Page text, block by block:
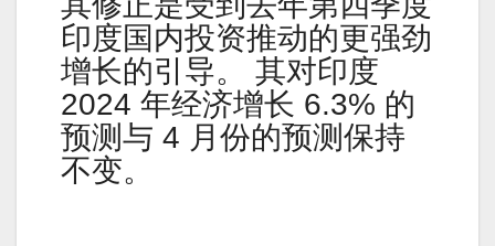
印度国内投资推动的更强劲
增长的引导。 其对印度
2024 年经济增长 6.3% 的
预测与 4 月份的预测保持
不变。